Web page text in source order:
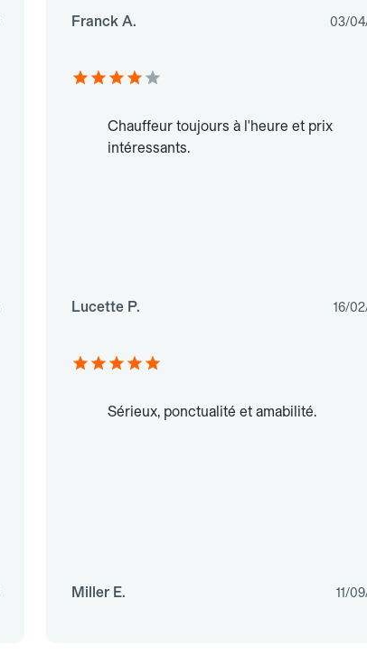
Franck A. 03/
Chauffeur toujours à l'heure et prix
intéressants.
Lucette P. 16/
Sérieux, ponctualité et amabilité.
Miller E. 11/